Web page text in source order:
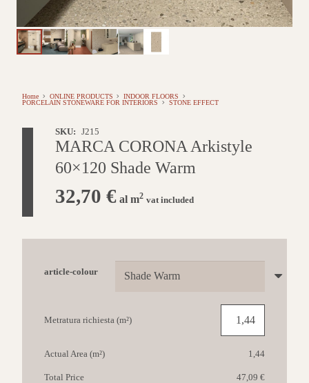
Home ONLINE PRODUCTS
INDOOR FLOORS
PORCELAIN STONEWARE FOR INTERIORS
STONE EFFECT
SKU: J215
MARCA CORONA Arkistyle
60×120 Shade Warm
32,70 € al m2 vat included
article-colour
Metratura richiesta (m²)
Actual Area (m²) 1,44
Total Price 47,09 €